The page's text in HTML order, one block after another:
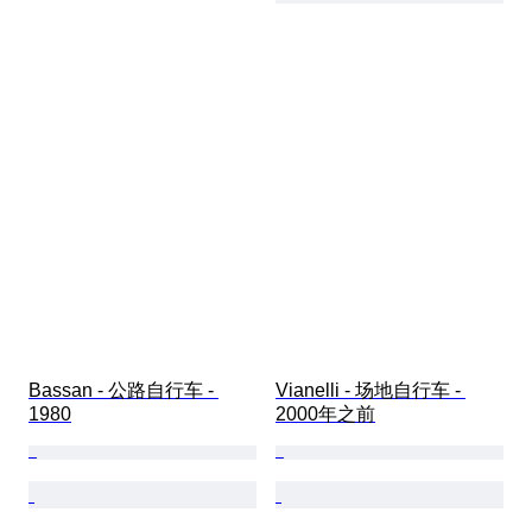
Bassan - 公路自行车 -
1980
Vianelli - 场地自行车 -
2000年之前